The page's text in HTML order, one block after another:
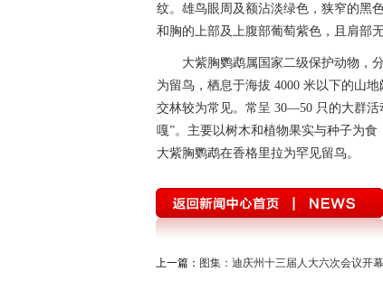
纹。雄鸟眼周及额沾淡绿色，狭窄的黑
和胸的上部及上腹部葡萄紫色，且肩部
大紫胸鹦鹉属国家二级保护动物，
为留鸟，栖息于海拔 4000 米以下的山
交林较为常见。常呈 30—50 只的大群
嘎”。主要以树木和植物果实与种子为
大紫胸鹦鹉在香格里拉为罕见留鸟。
上一篇： 图集：迪庆州十三届人大六次会议开幕